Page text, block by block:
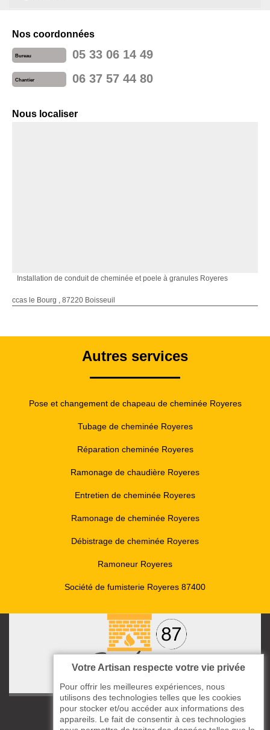
Nos coordonnées
Bureau 05 33 06 14 49
Chantier 06 37 57 44 80
Nous localiser
Installation de conduit de cheminée et poele à granules Royeres
ccas le Bourg , 87220 Boisseuil
Autres services
Pose et changement de chapeau de cheminée Royeres
Tubage de cheminée Royeres
Réparation cheminée Royeres
Ramonage de chaudière Royeres
Entretien de cheminée Royeres
Ramonage de cheminée Royeres
Débistrage de cheminée Royeres
Ramoneur Royeres
Société de fumisterie Royeres 87400
ccas le Bourg
87220 Boisseuil
Votre Artisan respecte votre vie privée
Pour offrir les meilleures expériences, nous
utilisons des technologies telles que les cookies
pour stocker et/ou accéder aux informations des
appareils. Le fait de consentir à ces technologies